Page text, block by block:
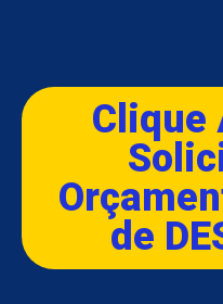
Clique
de